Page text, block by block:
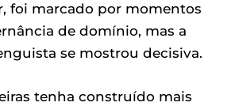
foi marcado por momentos
de domínio, mas a
se mostrou decisiva.
tenha construído mais